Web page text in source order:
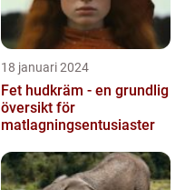
18 januari 2024
Fet hudkräm - en grundlig
översikt för
matlagningsentusiaster